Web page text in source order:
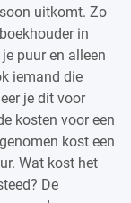
uitkomt. Zo
in
puur en alleen
iemand die
je dit voor
kosten voor een
kost een
Wat kost het
De